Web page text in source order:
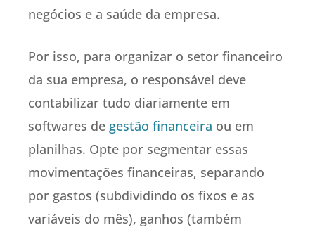
negócios e a saúde da empresa.
Por isso, para organizar o setor financeiro
da sua empresa, o responsável deve
contabilizar tudo diariamente em
softwares de gestão financeira ou em
planilhas. Opte por segmentar essas
movimentações financeiras, separando
por gastos (subdividindo os fixos e as
variáveis do mês), ganhos (também